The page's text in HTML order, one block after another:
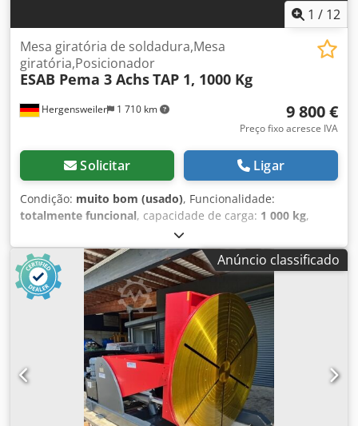
1 / 12
Hergensweiler 1 710 km
Mesa giratória de soldadura,Mesa
giratória,Posicionador
ESAB Pema 3 AchsTAP 1, 1000 Kg
9 800 €
Preço fixo acresce IVA
Solicitar Ligar
Condição: muito bom (usado), Funcionalidade:
totalmente funcional, capacidade de carga: 1 000 kg,
Mesa rotativa de soldadura de 3 eixos, com ajuste
hidráulico de altura, capacidade de carga de 1000 kg,
controlo remoto. Diâmetro do disco de fixação 900 mm, em
excelente estado. Velocidade, altura e inclinação ajustáveis
de forma contínua. Altura com disco na vertical mín. 635
mm. Altura com disco na horizontal mín. 800 mm. Altura
máxima com disco na vertical 1360 mm. Altura máxima
com disco na horizontal 1500 mm. Dwjdpeylihyefx Actja
Anúncio classificado